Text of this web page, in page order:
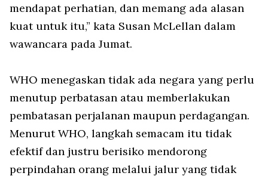
mendapat perhatian, dan memang ada alasan
kuat untuk itu,” kata Susan McLellan dalam
wawancara pada Jumat.
WHO menegaskan tidak ada negara yang perlu
menutup perbatasan atau memberlakukan
pembatasan perjalanan maupun perdagangan.
Menurut WHO, langkah semacam itu tidak
efektif dan justru berisiko mendorong
perpindahan orang melalui jalur yang tidak